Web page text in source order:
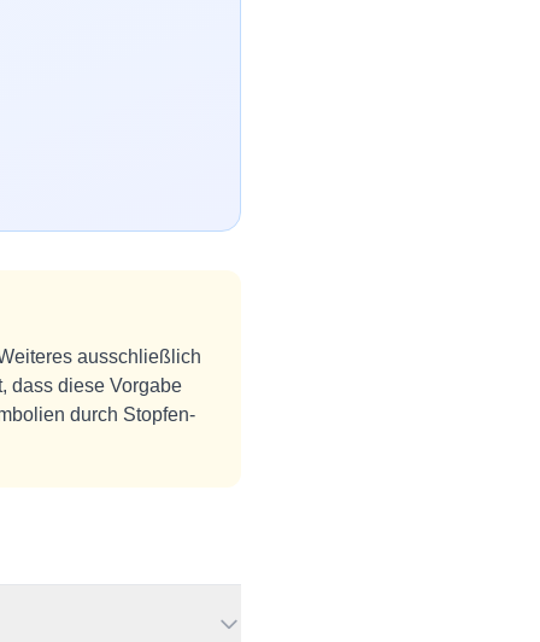
ausschließlich
dass diese Vorgabe
durch Stopfen-